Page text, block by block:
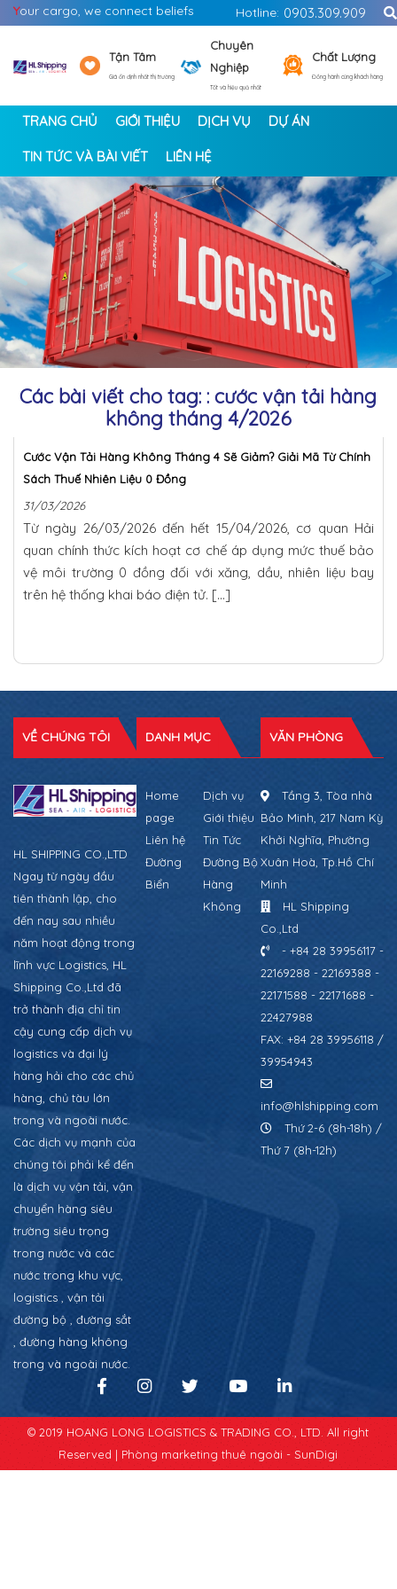
Your cargo, we connect beliefs Hotline: 0903.309.909
Tận Tâm
Giá ổn định nhất thị trường
Chuyên
Nghiệp
Tốt và hiệu quả nhất
Chất Lượng
Đồng hành cùng khách hàng
TRANG CHỦ GIỚI THIỆU DỊCH VỤ DỰ ÁN
TIN TỨC VÀ BÀI VIẾT LIÊN HỆ
< >
Các bài viết cho tag: : cước vận tải hàng
không tháng 4/2026
Cước Vận Tải Hàng Không Tháng 4 Sẽ Giảm? Giải Mã Từ Chính
Sách Thuế Nhiên Liệu 0 Đồng
31/03/2026
Từ ngày 26/03/2026 đến hết 15/04/2026, cơ quan Hải
quan chính thức kích hoạt cơ chế áp dụng mức thuế bảo
vệ môi trường 0 đồng đối với xăng, dầu, nhiên liệu bay
trên hệ thống khai báo điện tử. […]
VỀ CHÚNG TÔI
HL SHIPPING CO.,LTD
Ngay từ ngày đầu
tiên thành lập, cho
đến nay sau nhiều
năm hoạt động trong
lĩnh vực Logistics, HL
Shipping Co.,Ltd đã
trở thành địa chỉ tin
cậy cung cấp dịch vụ
logistics và đại lý
hàng hải cho các chủ
hàng, chủ tàu lớn
trong và ngoài nước.
Các dịch vụ mạnh của
chúng tôi phải kể đến
là dịch vụ vận tải, vận
chuyển hàng siêu
trường siêu trọng
trong nước và các
nước trong khu vực,
logistics , vận tải
đường bộ , đường sắt
, đường hàng không
trong và ngoài nước.
DANH MỤC
Home
page
Dịch vụ
Giới thiệu
Liên hệ
Tin Tức
Đường
Biển
Đường Bộ
Hàng
Không
VĂN PHÒNG
Tầng 3, Tòa nhà
Bảo Minh, 217 Nam Kỳ
Khởi Nghĩa, Phường
Xuân Hoà, Tp.Hồ Chí
Minh
HL Shipping
Co.,Ltd
- +84 28 39956117 -
22169288 - 22169388 -
22171588 - 22171688 -
22427988
FAX: +84 28 39956118 /
39954943
info@hlshipping.com
Thứ 2-6 (8h-18h) /
Thứ 7 (8h-12h)
© 2019 HOANG LONG LOGISTICS & TRADING CO., LTD. All right
Reserved | Phòng marketing thuê ngoài - SunDigi